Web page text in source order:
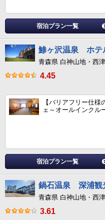
宿泊プラン一覧
鯵ヶ沢温泉 ホテ
青森県 白神山地・西
4.45
【バリアフリー仕
ェ～オールインクル
宿泊プラン一覧
鍋石温泉 深浦観
青森県 白神山地・西
3.61